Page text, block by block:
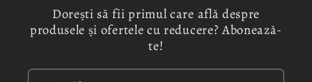
Dorești să fii primul care află despre
produsele și ofertele cu reducere? Abonează-
te!